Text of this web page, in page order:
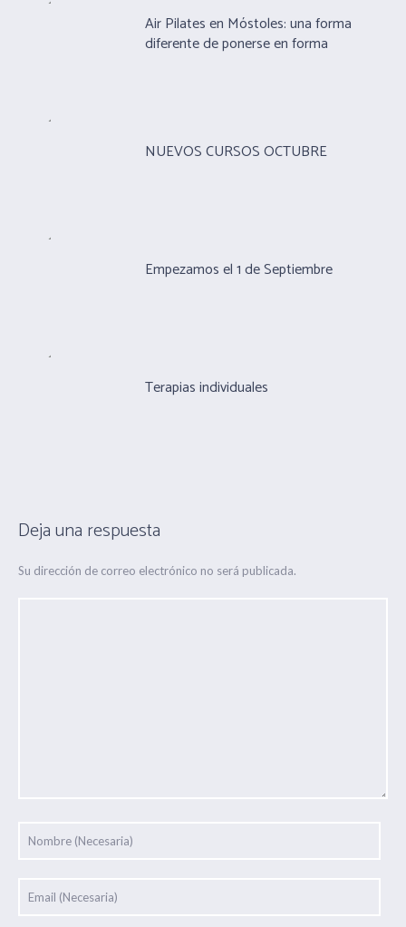
Air Pilates en Móstoles: una forma
diferente de ponerse en forma
NUEVOS CURSOS OCTUBRE
Empezamos el 1 de Septiembre
Terapias individuales
Deja una respuesta
Su dirección de correo electrónico no será publicada.